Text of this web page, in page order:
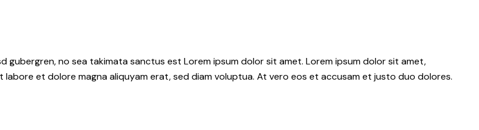
no sea takimata sanctus est Lorem ipsum dolor sit amet. Lorem ipsum dolor sit amet,
et dolore magna aliquyam erat, sed diam voluptua. At vero eos et accusam et justo duo dolores.